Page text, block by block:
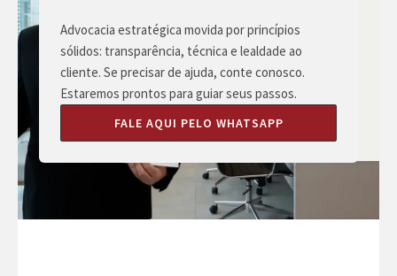
Advocacia estratégica movida por princípios
sólidos: transparência, técnica e lealdade ao
cliente. Se precisar de ajuda, conte conosco.
Estaremos prontos para guiar seus passos.
FALE AQUI PELO WHATSAPP